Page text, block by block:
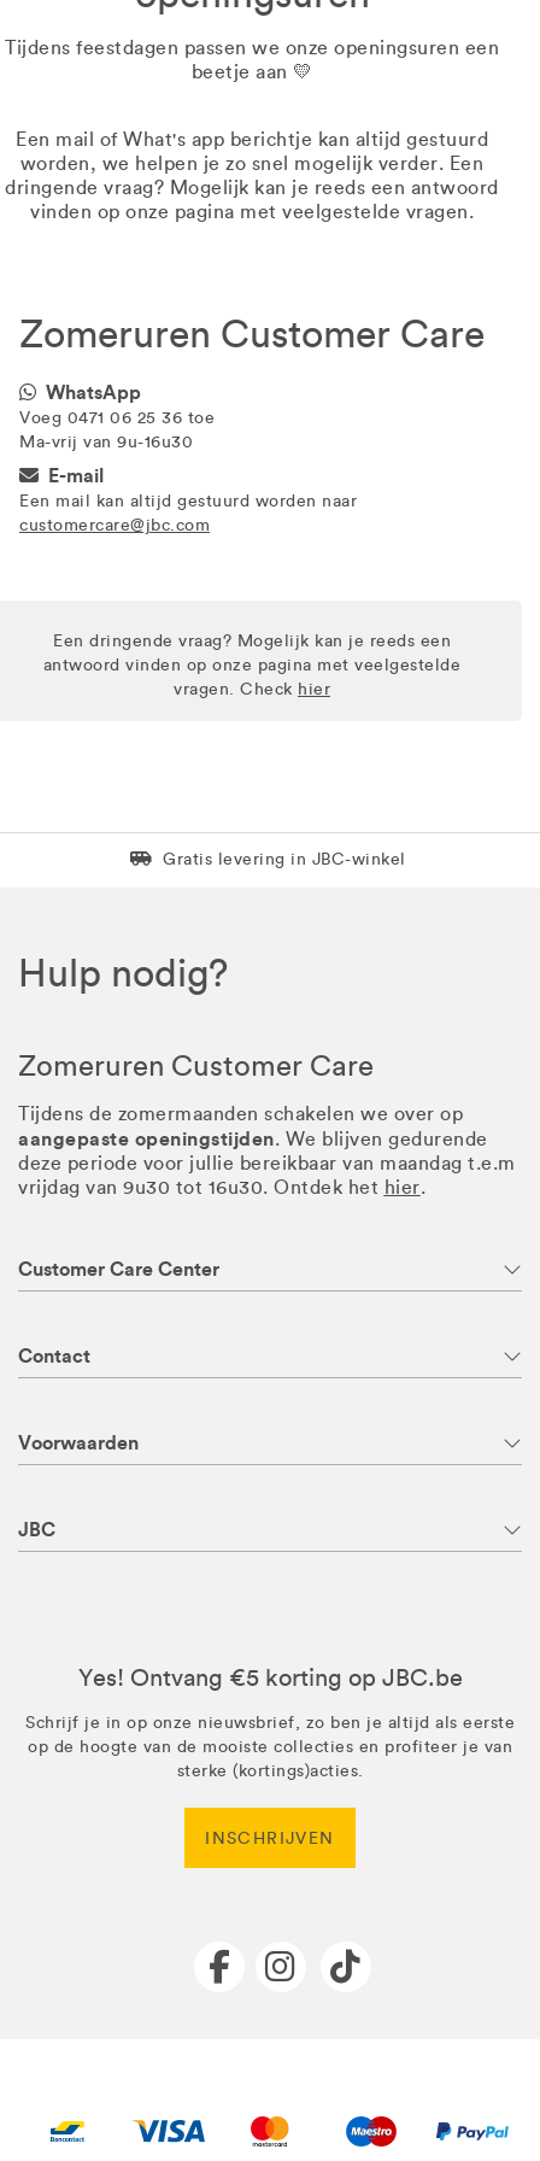
Tijdens feestdagen passen we onze openingsuren een
beetje aan 💛
Een mail of What's app berichtje kan altijd gestuurd
worden, we helpen je zo snel mogelijk verder. Een
dringende vraag? Mogelijk kan je reeds een antwoord
vinden op onze pagina met veelgestelde vragen.
Zomeruren Customer Care
WhatsApp
Voeg 0471 06 25 36 toe
Ma-vrij van 9u-16u30
E-mail
Een mail kan altijd gestuurd worden naar
customercare@jbc.com
Een dringende vraag? Mogelijk kan je reeds een
antwoord vinden op onze pagina met veelgestelde
vragen. Check hier
Levering in 1 pakket
Gratis levering in JBC-winkel
Hulp nodig?
Zomeruren Customer Care
Tijdens de zomermaanden schakelen we over op
aangepaste openingstijden. We blijven gedurende
deze periode voor jullie bereikbaar van maandag t.e.m
vrijdag van 9u30 tot 16u30. Ontdek het hier.
Customer Care Center
Contact
Voorwaarden
JBC
Yes! Ontvang €5 korting op JBC.be
Schrijf je in op onze nieuwsbrief, zo ben je altijd als eerste
op de hoogte van de mooiste collecties en profiteer je van
sterke (kortings)acties.
INSCHRIJVEN